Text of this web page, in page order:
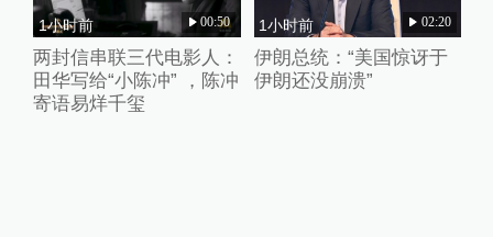
1小时前 00:50
两封信串联三代电影人：
田华写给“小陈冲” ，陈冲
寄语易烊千玺
1小时前 02:20
伊朗总统：“美国惊讶于
伊朗还没崩溃”